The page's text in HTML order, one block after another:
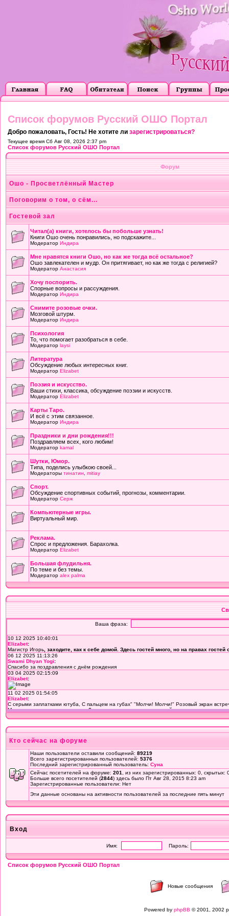
Список форумов Русский ОШО Портал
Добро пожаловать, Гость! Не хотите ли зарегистрироваться?
Текущее время Сб Авг 08, 2026 2:37 pm
Список форумов Русский ОШО Портал
Форум
Ошо - Просветлённый Мастер
Поговорим о том, о сём...
Гостевой зал
Читал(а) книги, хотелось бы побольше узнать!
Книги Ошо очень понравились, но подскажите...
Модератор Индира
Мне нравятся книги Ошо, но как же тогда всё остальное?
Ошо завлекателен и мудр. Он притягивает, но как же тогда с религией?
Модератор Анастасия
Хочу поспорить.
Спорные вопросы и рассуждения.
Модератор Индира
Снимите розовые очки.
Мозговой штурм.
Модератор Индира
Психология
То, что помогает разобраться в себе.
Модератор laysi
Литература
Обсуждение любых интересных книг.
Модератор Elizabet
Поэзия и искусство.
Ваши стихи, классика, обсуждение поэзии и искусств.
Модератор Elizabet
Карты Таро.
И всё с этим связанное.
Модератор Индира
Праздники и дни рождения!!!
Поздравляем всех, кого любим!
Модератор kamal
Шутки, Юмор.
Типа, поделись улыбкою своей...
Модераторы тинатин mitiay
Cпорт.
Обсуждение спортивных событий, прогнозы, комментарии.
Модератор Серж
Компьютерные игры.
Виртуальный мир.
Реклама.
Спрос и предложения. Барахолка.
Модератор Elizabet
Большая флудильня.
По теме и без темы.
Модератор alex palma
Кто сейчас на форуме
Наши пользователи оставили сообщений: 89219
Всего зарегистрированных пользователей: 5376
Последний зарегистрированный пользователь: Суна
Сейчас посетителей на форуме: 201
, из них зарегистрированных: 0,
Больше всего посетителей (2844) здесь было Пт Авг 28, 2015 8:23 am
Зарегистрированные пользователи: Нет
Эти данные основаны на активности пользователей за последние пять минут
Вход
Имя: Пароль:
Список форумов Русский ОШО Портал
Новые сообщения
Powered by phpBB © 2001, 2002